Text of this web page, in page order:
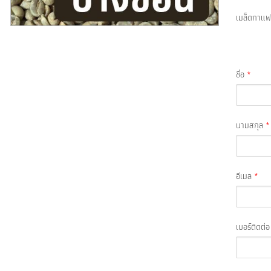
เมล็ดกาแ
ชื่อ *
นามสกุล *
อีเมล *
เบอร์ติดต่อ